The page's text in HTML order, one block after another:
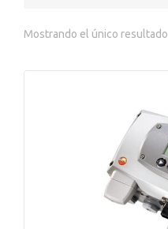
Mostrando el único resultado